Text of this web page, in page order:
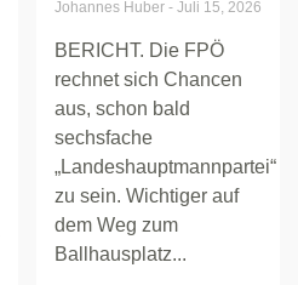
Johannes Huber - Juli 15, 2026
BERICHT. Die FPÖ
rechnet sich Chancen
aus, schon bald
sechsfache
„Landeshauptmannpartei“
zu sein. Wichtiger auf
dem Weg zum
Ballhausplatz...